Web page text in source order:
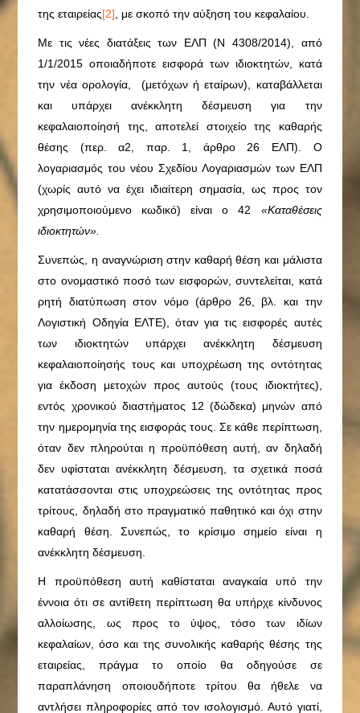
της εταιρείας[2] , με σκοπό την αύξηση του κεφαλαίου.
Με τις νέες διατάξεις των ΕΛΠ (Ν 4308/2014), από
1/1/2015 οποιαδήποτε εισφορά των ιδιοκτητών, κατά
την νέα ορολογία, (μετόχων ή εταίρων), καταβάλλεται
και υπάρχει ανέκκλητη δέσμευση για την
κεφαλαιοποίησή της, αποτελεί στοιχείο της καθαρής
θέσης (περ. α2, παρ. 1, άρθρο 26 ΕΛΠ). Ο
λογαριασμός του νέου Σχεδίου Λογαριασμών των ΕΛΠ
(χωρίς αυτό να έχει ιδιαίτερη σημασία, ως προς τον
χρησιμοποιούμενο κωδικό) είναι ο 42 «Καταθέσεις
ιδιοκτητών».
Συνεπώς, η αναγνώριση στην καθαρή θέση και μάλιστα
στο ονομαστικό ποσό των εισφορών, συντελείται, κατά
ρητή διατύπωση στον νόμο (άρθρο 26, βλ. και την
Λογιστική Οδηγία ΕΛΤΕ), όταν για τις εισφορές αυτές
των ιδιοκτητών υπάρχει ανέκκλητη δέσμευση
κεφαλαιοποίησής τους και υποχρέωση της οντότητας
για έκδοση μετοχών προς αυτούς (τους ιδιοκτήτες),
εντός χρονικού διαστήματος 12 (δώδεκα) μηνών από
την ημερομηνία της εισφοράς τους. Σε κάθε περίπτωση,
όταν δεν πληρούται η προϋπόθεση αυτή, αν δηλαδή
δεν υφίσταται ανέκκλητη δέσμευση, τα σχετικά ποσά
κατατάσσονται στις υποχρεώσεις της οντότητας προς
τρίτους, δηλαδή στο πραγματικό παθητικό και όχι στην
καθαρή θέση. Συνεπώς, το κρίσιμο σημείο είναι η
ανέκκλητη δέσμευση.
Η προϋπόθεση αυτή καθίσταται αναγκαία υπό την
έννοια ότι σε αντίθετη περίπτωση θα υπήρχε κίνδυνος
αλλοίωσης, ως προς το ύψος, τόσο των ιδίων
κεφαλαίων, όσο και της συνολικής καθαρής θέσης της
εταιρείας, πράγμα το οποίο θα οδηγούσε σε
παραπλάνηση οποιουδήποτε τρίτου θα ήθελε να
αντλήσει πληροφορίες από τον ισολογισμό. Αυτό γιατί,